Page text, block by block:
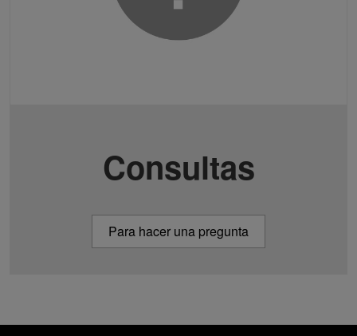
Consultas
Para hacer una pregunta